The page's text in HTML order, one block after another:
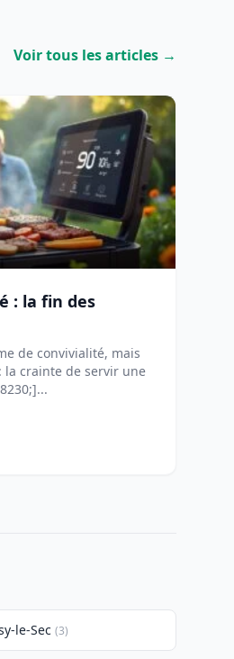
Voir tous les articles →
: la fin des
de convivialité, mais
la crainte de servir une
le-Sec (3)